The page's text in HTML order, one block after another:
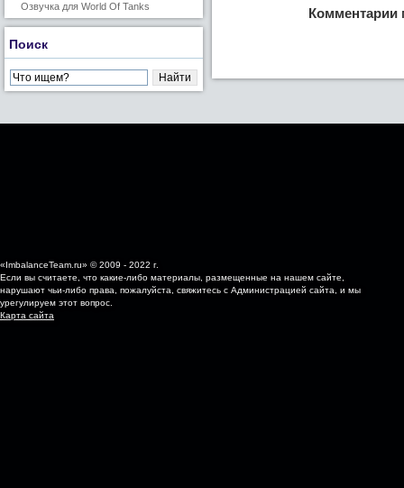
Озвучка для World Of Tanks
Поиск
Комментарии
«ImbalanceTeam.ru» © 2009 - 2022 г.
Если вы считаете, что какие-либо материалы, размещенные на нашем сайте,
нарушают чьи-либо права, пожалуйста, свяжитесь с Администрацией сайта, и мы
урегулируем этот вопрос.
Карта сайта